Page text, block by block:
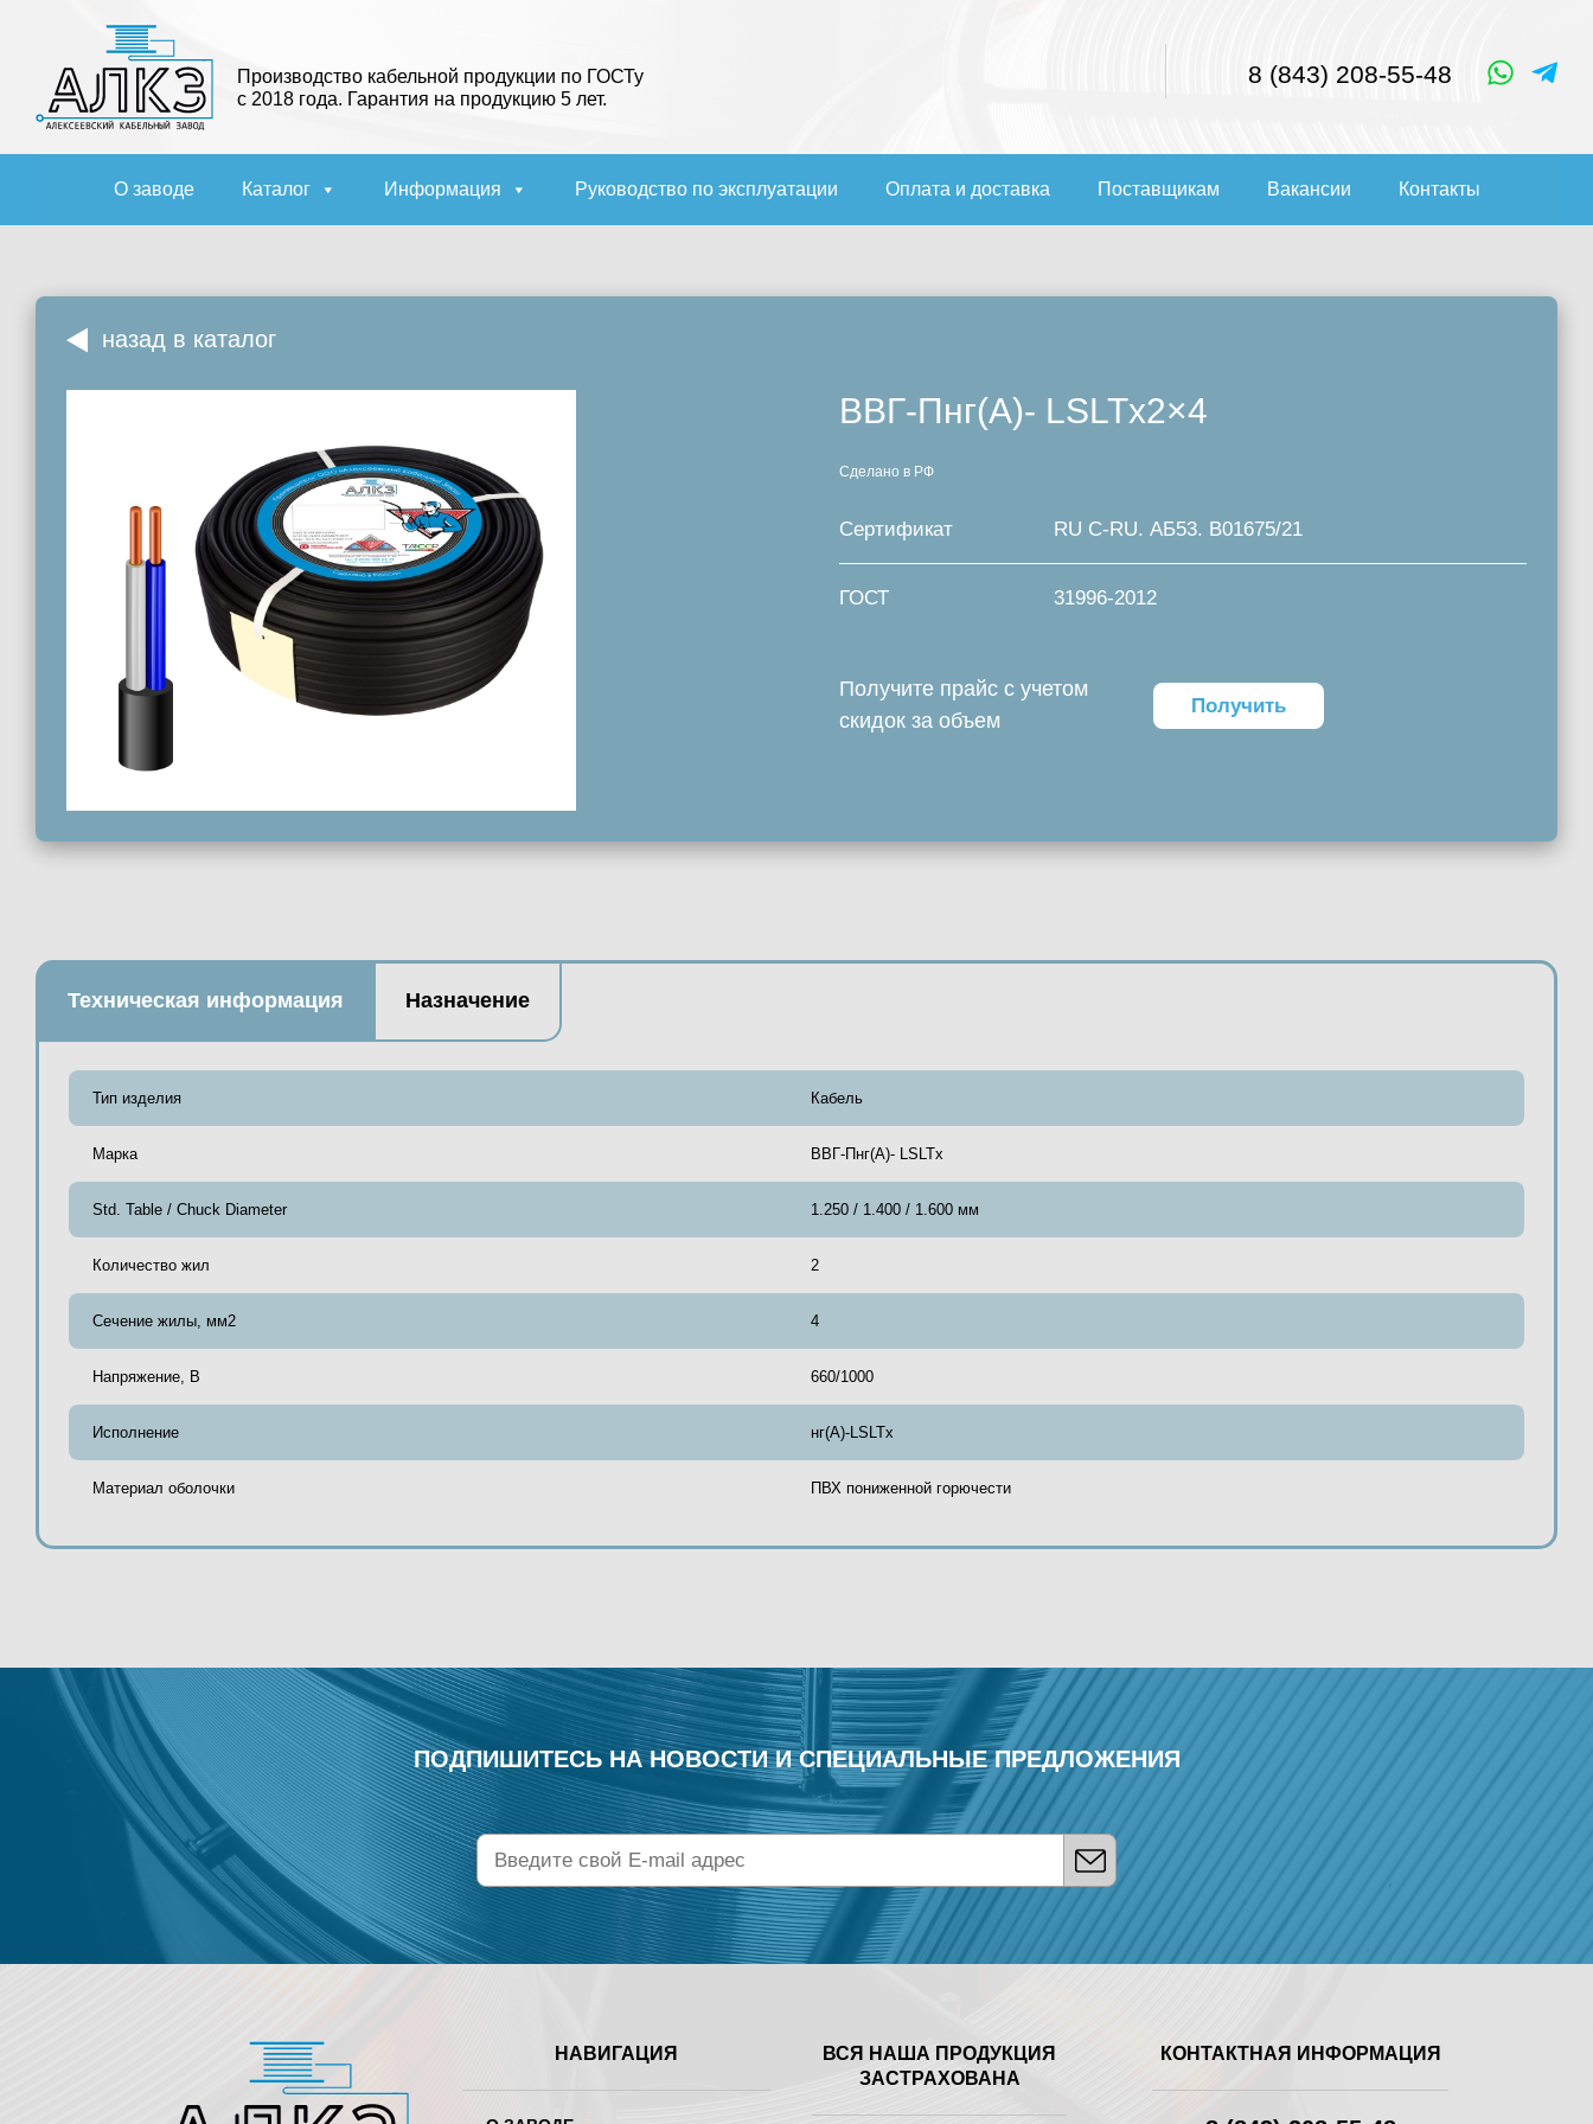
Производство кабельной продукции по ГОСТу
с 2018 года. Гарантия на продукцию 5 лет.
8 (843) 208-55-48
О заводе Каталог Информация Руководство по эксплуатации Оплата и доставка Поставщикам Вакансии Контакты
назад в каталог
ВВГ-Пнг(А)- LSLTx2×4
Сделано в РФ
Сертификат RU C-RU. АБ53. В01675/21
ГОСТ 31996-2012
Получите прайс с учетом
скидок за объем
Получить
Техническая информация Назначение
Тип изделия Кабель
Марка ВВГ-Пнг(А)- LSLTx
Std. Table / Chuck Diameter 1.250 / 1.400 / 1.600 мм
Количество жил 2
Сечение жилы, мм2 4
Напряжение, В 660/1000
Исполнение нг(А)-LSLTx
Материал оболочки ПВХ пониженной горючести
ПОДПИШИТЕСЬ НА НОВОСТИИ СПЕЦИАЛЬНЫЕ ПРЕДЛОЖЕНИЯ
НАВИГАЦИЯ
ВСЯ НАША ПРОДУКЦИЯ
ЗАСТРАХОВАНА
КОНТАКТНАЯ ИНФОРМАЦИЯ